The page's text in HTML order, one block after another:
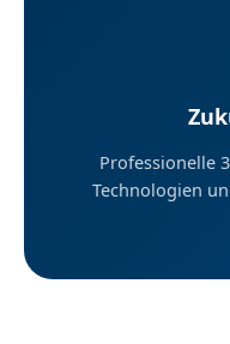
Professionelle
Technologien